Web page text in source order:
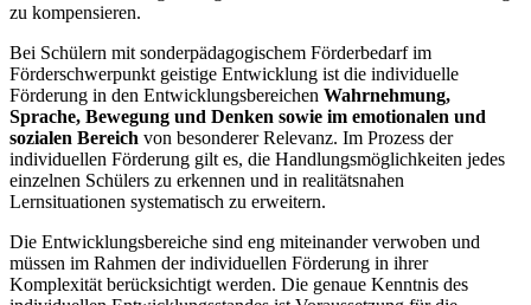
zu kompensieren.
Bei Schülern mit sonderpädagogischem Förderbedarf im
Förderschwerpunkt geistige Entwicklung ist die individuelle
Förderung in den Entwicklungsbereichen Wahrnehmung,
Sprache, Bewegung und Denken sowie im emotionalen und
sozialen Bereich von besonderer Relevanz. Im Prozess der
individuellen Förderung gilt es, die Handlungsmöglichkeiten jedes
einzelnen Schülers zu erkennen und in realitätsnahen
Lernsituationen systematisch zu erweitern.
Die Entwicklungsbereiche sind eng miteinander verwoben und
müssen im Rahmen der individuellen Förderung in ihrer
Komplexität berücksichtigt werden. Die genaue Kenntnis des